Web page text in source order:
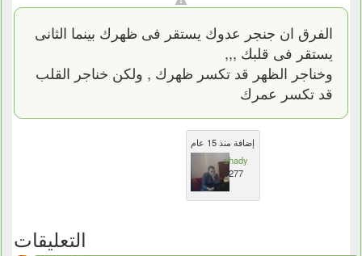
الفرق ان جنجر عدوك يستقر فى ظهرك بينما الثانى
يستقر فى قلبك ,,,
وخناجر الظهر قد تكسر ظهرك , ولكن خناجر القلب
قد تكسر عمرك
إضافة منذ 15 عام
shady
8277
التعليقات